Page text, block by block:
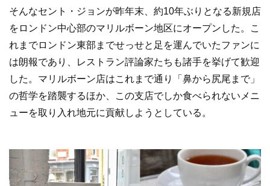
そんなセント・ジョンが昨年末、約10年ぶりとなる新規店
をロンドン中心部のマリルボーン地区にオープンした。こ
れまでロンドン東部までせっせと足を運んでいたファンに
は朗報であり、レストラン評論家たちも諸手を挙げて歓迎
した。マリルボーン店はこれまで通り「鼻から尻尾まで」
の哲学を踏襲するほか、この支店でしか食べられないメニ
ューを取り入れ地元に貢献しようとしている。